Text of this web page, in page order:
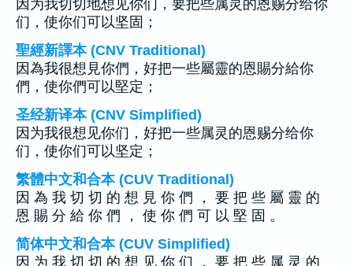
因为我切切地想见你们，要把些属灵的恩赐分给你
们，使你们可以坚固；
聖經新譯本 (CNV Traditional)
因為我很想見你們，好把一些屬靈的恩賜分給你
們，使你們可以堅定；
圣经新译本 (CNV Simplified)
因为我很想见你们，好把一些属灵的恩赐分给你
们，使你们可以坚定；
繁體中文和合本 (CUV Traditional)
因 為 我 切 切 的 想 見 你 們 ， 要 把 些 屬 靈 的
恩 賜 分 給 你 們 ， 使 你 們 可 以 堅 固 。
简体中文和合本 (CUV Simplified)
因 为 我 切 切 的 想 见 你 们 ， 要 把 些 属 灵 的